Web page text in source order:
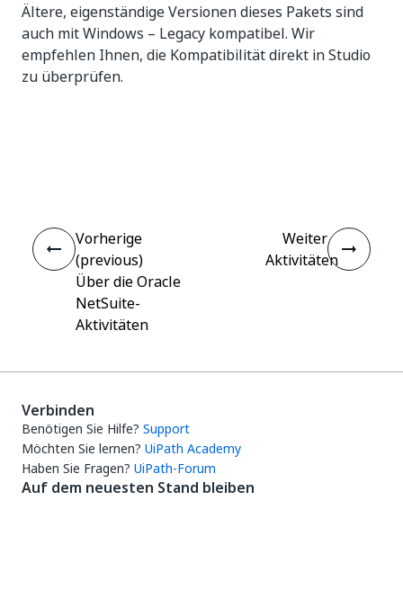
Ältere, eigenständige Versionen dieses Pakets sind
auch mit Windows – Legacy kompatibel. Wir
empfehlen Ihnen, die Kompatibilität direkt in Studio
zu überprüfen.
Vorherige
(previous)
Über die Oracle
NetSuite-
Aktivitäten
Weiter
Aktivitäten
Verbinden
Benötigen Sie Hilfe? Support
Möchten Sie lernen? UiPath Academy
Haben Sie Fragen? UiPath-Forum
Auf dem neuesten Stand bleiben